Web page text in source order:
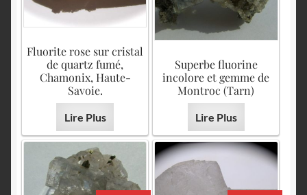
Fluorite rose sur cristal
de quartz fumé,
Chamonix, Haute-
Savoie.
Lire Plus
Superbe fluorine
incolore et gemme de
Montroc (Tarn)
Lire Plus